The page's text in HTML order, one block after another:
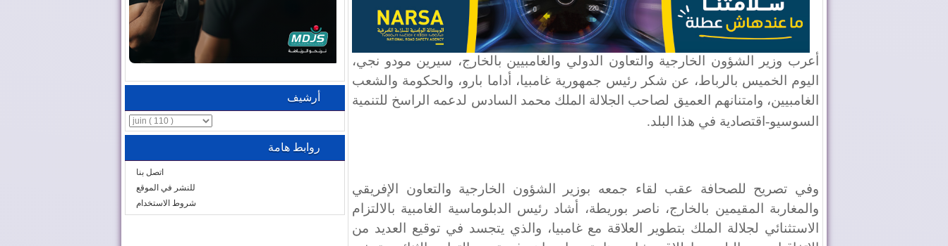
أعرب وزير الشؤون الخارجية والتعاون الدولي والغامبيين بالخارج، سيرين مودو نجي،
اليوم الخميس بالرباط، عن شكر رئيس جمهورية غامبيا، أداما بارو، والحكومة والشعب
الغامبيين، وامتنانهم العميق لصاحب الجلالة الملك محمد السادس لدعمه الراسخ للتنمية
السوسيو-اقتصادية في هذا البلد.
وفي تصريح للصحافة عقب لقاء جمعه بوزير الشؤون الخارجية والتعاون الإفريقي
والمغاربة المقيمين بالخارج، ناصر بوريطة، أشاد رئيس الدبلوماسية الغامبية بالالتزام
الاستثنائي لجلالة الملك بتطوير العلاقة مع غامبيا، والذي يتجسد في توقيع العديد من
أرشيف
روابط هامة
اتصل بنا
للنشر في الموقع
شروط الاستخدام